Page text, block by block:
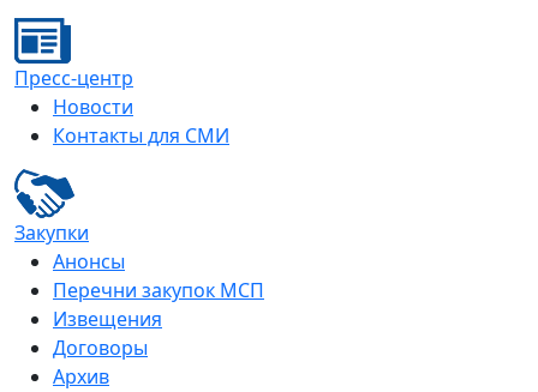
Пресс-центр
Новости
Контакты для СМИ
Закупки
Анонсы
Перечни закупок МСП
Извещения
Договоры
Архив